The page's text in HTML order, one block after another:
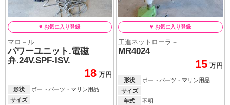
マロ－ル.
パワーユニット.電磁
弁.24V.SPF-ISV.
18 万円
形状
ボートパーツ・マリン用品
サイズ
工進ネットローラ－
MR4024
15 万円
形状
ボートパーツ・マリン用品
サイズ
年式
不明